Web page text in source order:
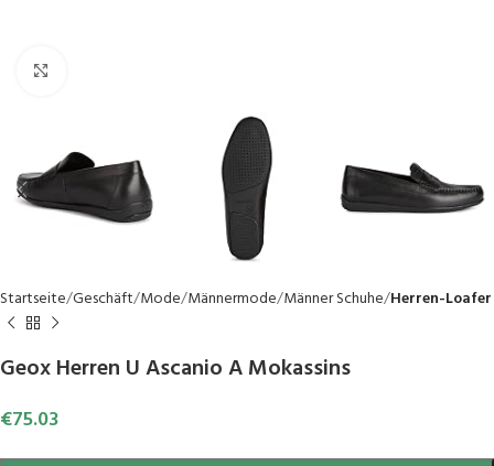
Startseite Geschäft Mode Männermode Männer Schuhe Herren-Loafer
Geox Herren U Ascanio A Mokassins
€75.03